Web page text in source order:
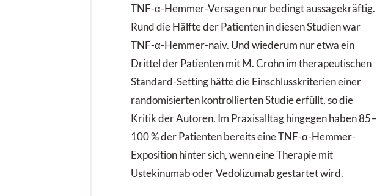
TNF-α-Hemmer-Versagen nur bedingt aussagekräftig.
Rund die Hälfte der Patienten in diesen Studien war
TNF-α-Hemmer-naiv. Und wiederum nur etwa ein
Drittel der Patienten mit M. Crohn im therapeutischen
Standard-Setting hätte die Einschlusskriterien einer
randomisierten kontrollierten Studie erfüllt, so die
Kritik der Autoren. Im Praxisalltag hingegen haben 85–
100 % der Patienten bereits eine TNF-α-Hemmer-
Exposition hinter sich, wenn eine Therapie mit
Ustekinumab oder Vedolizumab gestartet wird.